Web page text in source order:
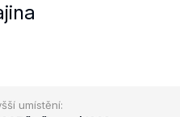
umístění: